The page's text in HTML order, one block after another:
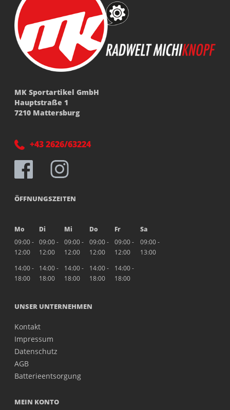
MK Sportartikel GmbH
Hauptstraße 1
7210 Mattersburg
+43 2626/63224
ÖFFNUNGSZEITEN
Mo Di Mi Do Fr
Sa
09:00 -
12:00
09:00 -
12:00
09:00 -
12:00
09:00 -
12:00
09:00 -
12:00
09:00 -
13:00
14:00 -
18:00
14:00 -
18:00
14:00 -
18:00
14:00 -
18:00
14:00 -
18:00
UNSER UNTERNEHMEN
Kontakt
Impressum
Datenschutz
AGB
Batterieentsorgung
MEIN KONTO